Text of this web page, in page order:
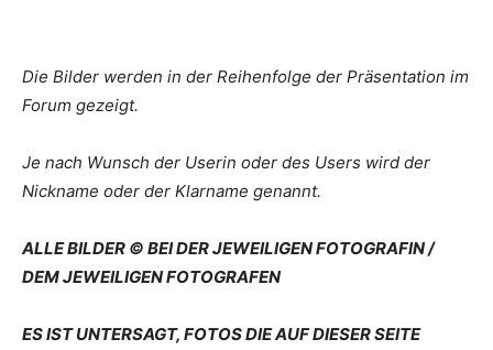
Die Bilder werden in der Reihenfolge der Präsentation im
Forum gezeigt.
Je nach Wunsch der Userin oder des Users wird der
Nickname oder der Klarname genannt.
ALLE BILDER © BEI DER JEWEILIGEN FOTOGRAFIN /
DEM JEWEILIGEN FOTOGRAFEN
ES IST UNTERSAGT, FOTOS DIE AUF DIESER SEITE